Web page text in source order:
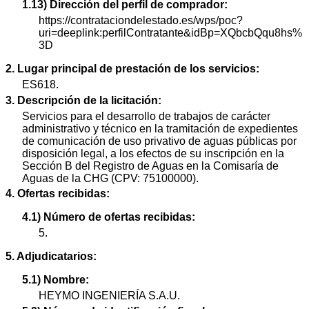
1.13) Dirección del perfil de comprador:
https://contrataciondelestado.es/wps/poc?
uri=deeplink:perfilContratante&idBp=XQbcbQqu8hs%
3D
2. Lugar principal de prestación de los servicios:
ES618.
3. Descripción de la licitación:
Servicios para el desarrollo de trabajos de carácter
administrativo y técnico en la tramitación de expedientes
de comunicación de uso privativo de aguas públicas por
disposición legal, a los efectos de su inscripción en la
Sección B del Registro de Aguas en la Comisaría de
Aguas de la CHG (CPV: 75100000).
4. Ofertas recibidas:
4.1) Número de ofertas recibidas:
5.
5. Adjudicatarios:
5.1) Nombre:
HEYMO INGENIERÍA S.A.U.